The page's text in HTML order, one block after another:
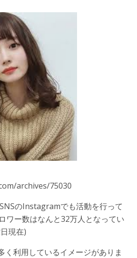
archives/75030
のInstagramでも活動を行って
ワー数はなんと32万人となってい
現在)
利用しているイメージがありま